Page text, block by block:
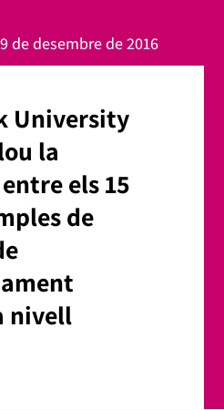
de desembre de 2016
University
la
els 15
de
nivell